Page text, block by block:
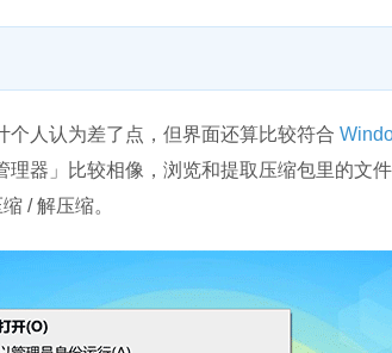
个人认为差了点，但界面还算比较符合
理器」比较相像，浏览和提取压缩包里的文
/ 解压缩。